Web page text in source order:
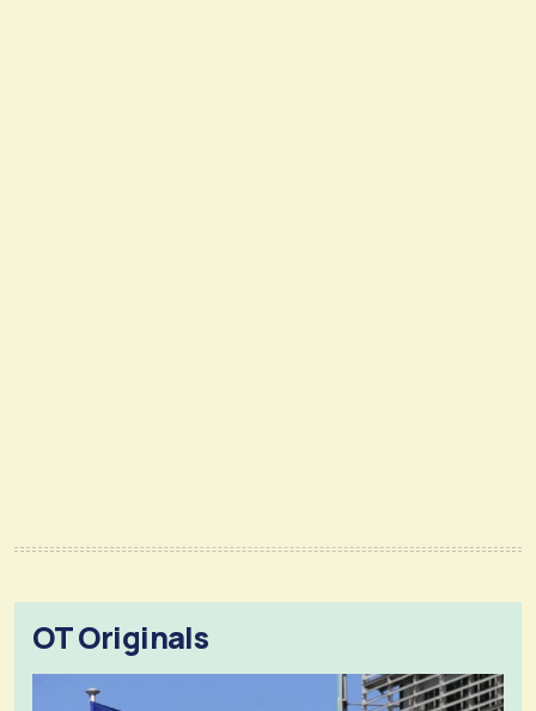
OT Originals